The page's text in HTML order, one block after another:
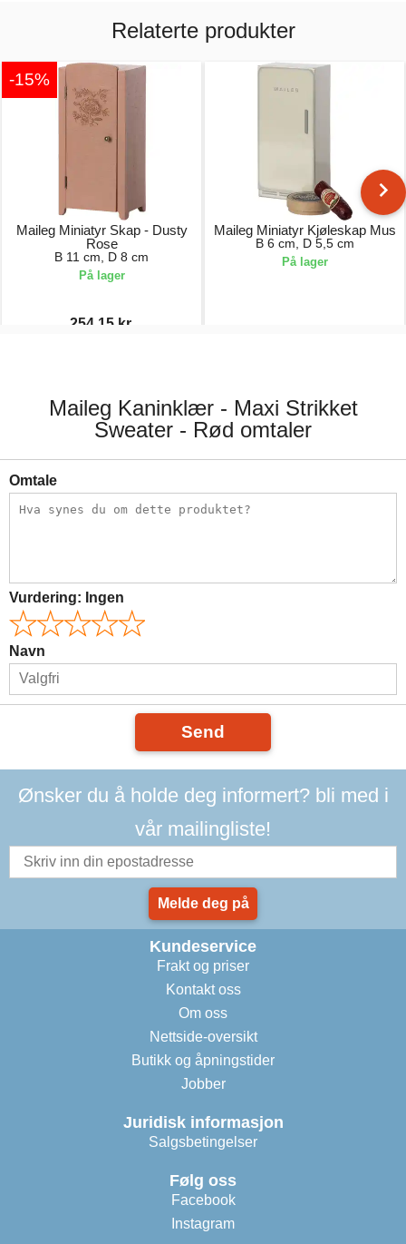
Relaterte produkter
-15%
Maileg Miniatyr Skap - Dusty
Rose
B 11 cm, D 8 cm
På lager
254,15 kr.
Maileg Miniatyr Kjøleskap Mus
B 6 cm, D 5,5 cm
På lager
Maileg Kaninklær - Maxi Strikket
Sweater - Rød omtaler
Omtale
Vurdering: Ingen
Navn
Send
Ønsker du å holde deg informert? bli med i
vår mailingliste!
Melde deg på
Kundeservice
Frakt og priser
Kontakt oss
Om oss
Nettside-oversikt
Butikk og åpningstider
Jobber
Juridisk informasjon
Salgsbetingelser
Følg oss
Facebook
Instagram